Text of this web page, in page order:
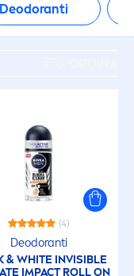
Deodoranti
(4)
Deodoranti
&WHITE INVISIBLE
IMPACT ROLL ON